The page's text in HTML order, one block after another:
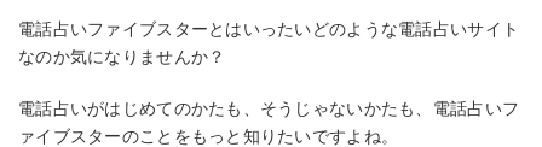
電話占いファイブスターとはいったいどのような電話占いサイト
なのか気になりませんか？
電話占いがはじめてのかたも、そうじゃないかたも、電話占いフ
ァイブスターのことをもっと知りたいですよね。